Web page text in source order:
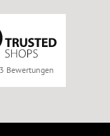
Bewertungen